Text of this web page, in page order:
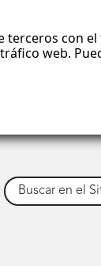
terceros con
web.
Buscar